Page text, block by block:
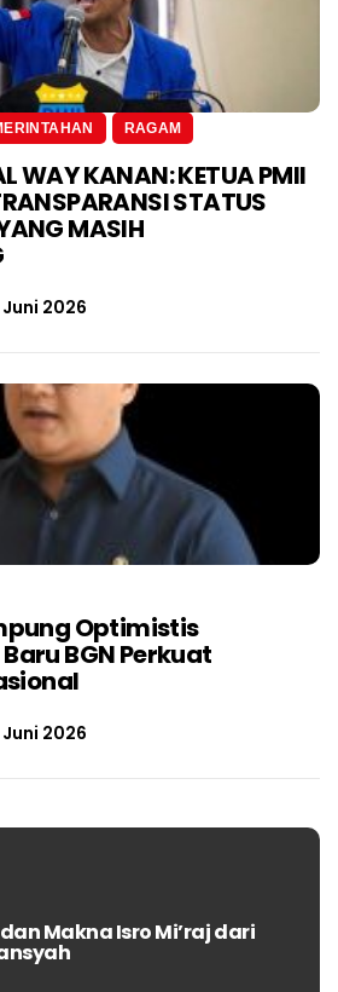
RAGAM
WAY KANAN: KETUA PMII
STATUS
MASIH
Juni 2026
Optimistis
BGN Perkuat
Juni 2026
Makna Isro Mi’raj dari